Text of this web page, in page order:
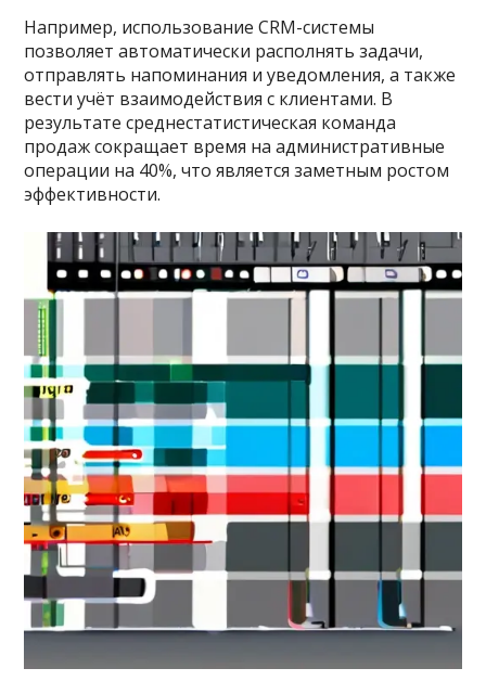
Например, использование CRM-системы
позволяет автоматически располнять задачи,
отправлять напоминания и уведомления, а также
вести учёт взаимодействия с клиентами. В
результате среднестатистическая команда
продаж сокращает время на административные
операции на 40%, что является заметным ростом
эффективности.